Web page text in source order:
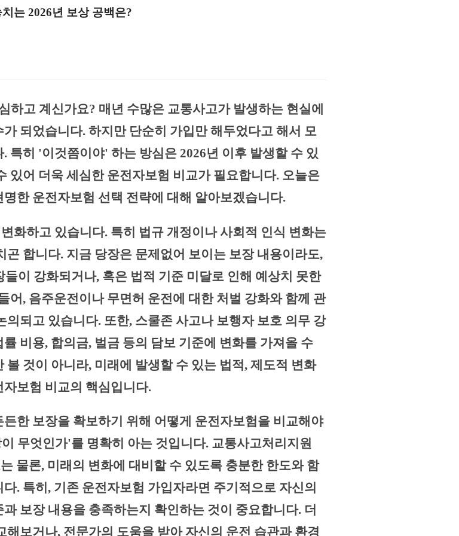
는 2026년 보상 공백은?
하고 계신가요? 매년 수많은 교통사고가 발생하는 현실에
되었습니다. 하지만 단순히 가입만 해두었다고 해서 모
특히 '이것쯤이야' 하는 방심은 2026년 이후 발생할 수 있
있어 더욱 세심한 운전자보험 비교가 필요합니다. 오늘은
한 운전자보험 선택 전략에 대해 알아보겠습니다.
화하고 있습니다. 특히 법규 개정이나 사회적 인식 변화는
합니다. 지금 당장은 문제없어 보이는 보장 내용이라도,
이 강화되거나, 혹은 법적 기준 미달로 인해 예상치 못한
어, 음주운전이나 무면허 운전에 대한 처벌 강화와 함께 관
의되고 있습니다. 또한, 스쿨존 사고나 보행자 보호 의무 강
비용, 합의금, 벌금 등의 담보 기준에 변화를 가져올 수
것이 아니라, 미래에 발생할 수 있는 법적, 제도적 변화
보험 비교의 핵심입니다.
한 보장을 확보하기 위해 어떻게 운전자보험을 비교해야
무엇인가'를 명확히 아는 것입니다. 교통사고처리지원
물론, 미래의 변화에 대비할 수 있도록 충분한 한도와 함
. 특히, 기존 운전자보험 가입자라면 주기적으로 자신의
보장 내용을 충족하는지 확인하는 것이 중요합니다. 더
보거나, 전문가의 도움을 받아 자신의 운전 습관과 환경